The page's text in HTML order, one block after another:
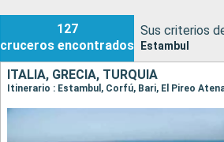
127
cruceros encontrados
Sus criterios
Estambul
ITALIA, GRECIA, TURQUÍA
Itinerario : Estambul, Corfú, Bari, El Pireo